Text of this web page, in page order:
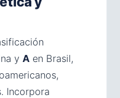
y A en Brasil,
Incorpora